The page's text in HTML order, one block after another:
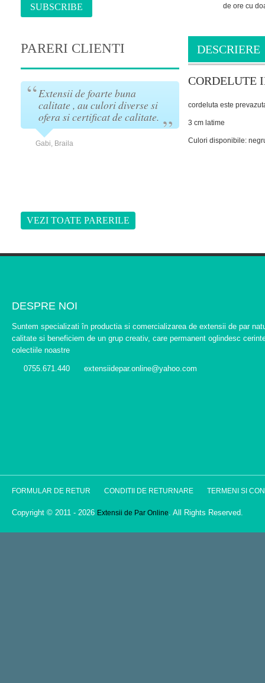
SUBSCRIBE
PARERI CLIENTI
Extensii de foarte buna
calitate , au culori diverse si
ofera si certificat de calitate.
Gabi, Braila
firma in urma
Port tresa zi
super!
VEZI TOATE PARERILE
de ore cu
DESCRIERE
CORDELUTE
cordeluta este
3 cm latime
Culori disponibile:
DESPRE NOI
Suntem specializati în productia si comercializarea de extensii de par
calitate si beneficiem de un grup creativ, care permanent oglindesc
colectiile noastre
0755.671.440 extensiidepar.online@yahoo.com
FORMULAR DE RETUR CONDITII DE RETURNARE TERMENI SI
Copyright © 2011 - 2026 Extensii de Par Online . All Rights Reserved.